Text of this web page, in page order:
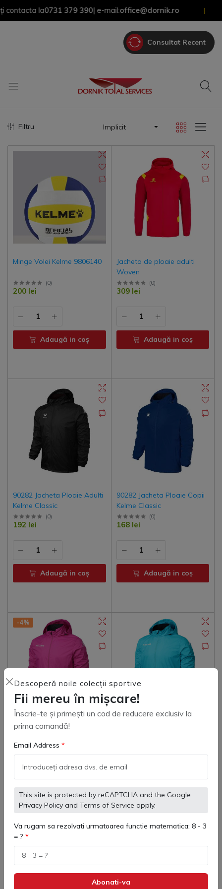
la0731 379 390| e-mail:office@dornik.ro
Descoperă noile colecții sportive
Fii mereu în mișcare!
Înscrie-te și primești un cod de reducere exclusiv la
prima comandă!
Email Address
This site is protected by reCAPTCHA and the Google
Privacy Policy and Terms of Service apply.
Va rugam sa rezolvati urmatoarea functie matematica: 8 - 3
= ?
Abonati-va
Consultat Recent
Filtru Implicit
Minge Volei Kelme 9806140
(0)
200 lei
Adaugă in coş
Jacheta de ploaie adulti
Woven
(0)
309 lei
Adaugă in coş
90282 Jacheta Ploaie Adulti
Kelme Classic
(0)
192 lei
Adaugă in coş
90282 Jacheta Ploaie Copii
Kelme Classic
(0)
168 lei
Adaugă in coş
-4%
3801241 Jacheta de ploaie
( 0)
240 lei
Adaugă in coş
221 lei
Adaugă in coş
Geaca Ploaie Volei - Protecție
Completă în Fața Ploii